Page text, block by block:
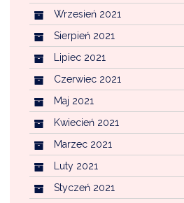
Wrzesień 2021
Sierpień 2021
Lipiec 2021
Czerwiec 2021
Maj 2021
Kwiecień 2021
Marzec 2021
Luty 2021
Styczeń 2021